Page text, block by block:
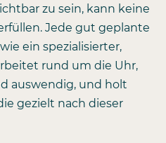
zu sein, kann keine
Jede gut geplante
ein spezialisierter,
rund um die Uhr,
auswendig, und holt
gezielt nach dieser